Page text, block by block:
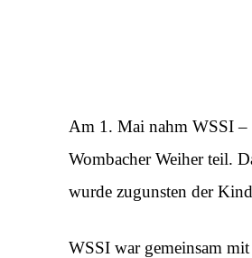
Am 1. Mai nahm WSSI –
Wombacher Weiher teil.
wurde zugunsten der
WSSI war gemeinsam